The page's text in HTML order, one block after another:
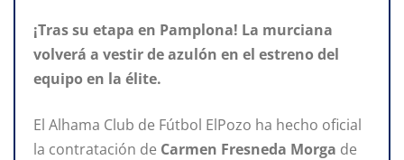
¡Tras su etapa en Pamplona! La murciana
volverá a vestir de azulón en el estreno del
equipo en la élite.
El Alhama Club de Fútbol ElPozo ha hecho oficial
la contratación de Carmen Fresneda Morga de